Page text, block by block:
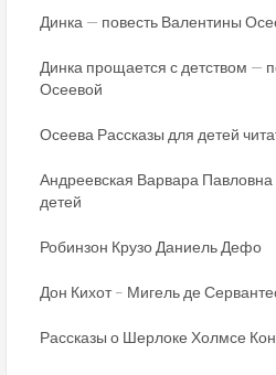
Динка — повесть Валентины
Динка прощается с детством —
Осеевой
Осеева Рассказы для детей
Андреевская Варвара
детей
Робинзон Крузо Даниель Дефо
Дон Кихот – Мигель де
Рассказы о Шерлоке Холмсе